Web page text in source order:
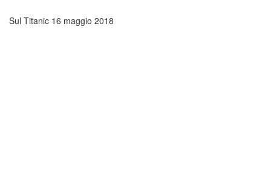
Sul Titanic 16 maggio 2018